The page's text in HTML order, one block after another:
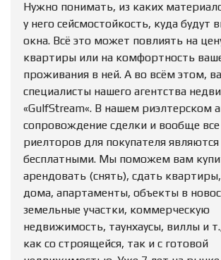
Нужно понимать, из каких
у него сейсмостойкость, куда будут
окна. Всё это может повлиять на
квартиры или на комфортность
проживания в ней. А во всём этом,
специалисты нашего агентства
«GulfStream«. В нашем риэлтерском
сопровождение сделки и вообще все
риелторов для покупателя
бесплатными. Мы поможем вам
арендовать (снять), сдать
дома, апартаменты, объекты в
земельные участки, коммерческую
недвижимость, таунхаусы, виллы и
как со строящейся, так и с готовой